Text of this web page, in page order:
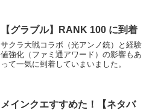
【グラブル】RANK 100 に到着
サクラ大戦コラボ（光アンノ銃）と経験
値強化（ファミ通アワード）の影響もあ
って一気に到着していまいました。
メインクエすすめた！【ネタバ